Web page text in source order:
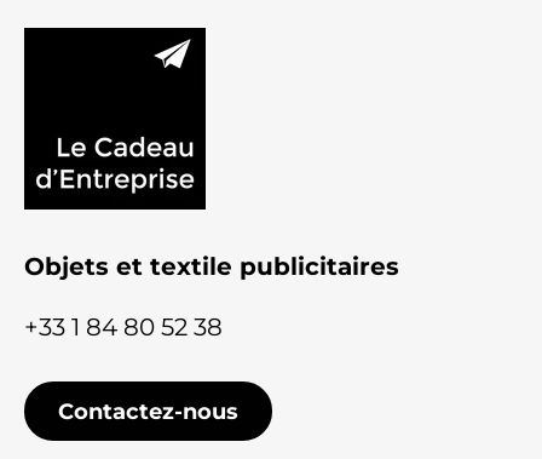
Objets et textile publicitaires
+33 1 84 80 52 38
Contactez-nous